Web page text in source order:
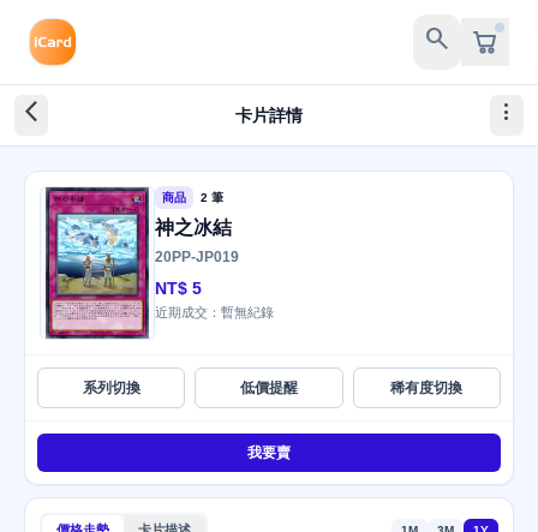
search
arrow_back_ios_new 卡片詳情 more_vert
商品 2 筆
神之冰結
20PP-JP019
NT$ 5
近期成交：暫無紀錄
系列切換 低價提醒 稀有度切換
我要賣